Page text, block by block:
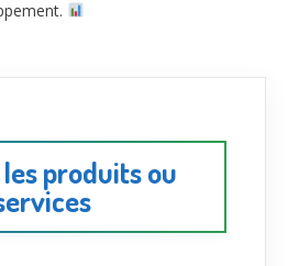
les produits ou